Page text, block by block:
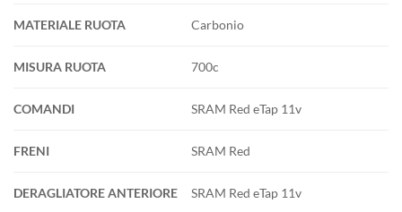
MATERIALE RUOTA Carbonio
MISURA RUOTA 700c
COMANDI SRAM Red eTap 11v
FRENI SRAM Red
DERAGLIATORE ANTERIORE SRAM Red eTap 11v